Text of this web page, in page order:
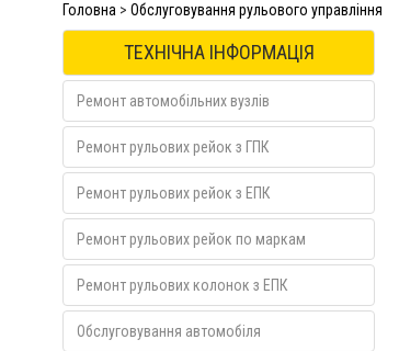
Головна > Обслуговування рульового управління
ТЕХНІЧНА ІНФОРМАЦІЯ
Ремонт автомобільних вузлів
Ремонт рульових рейок з ГПК
Ремонт рульових рейок з ЕПК
Ремонт рульових рейок по маркам
Ремонт рульових колонок з ЕПК
Обслуговування автомобіля